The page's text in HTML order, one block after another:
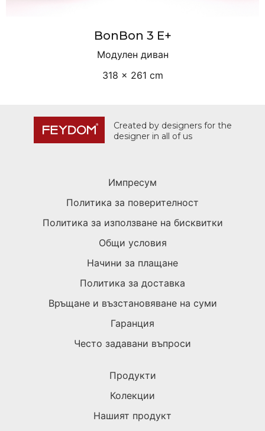
BonBon 3 E+
Модулен диван
318 × 261 cm
Created by designers for the
designer in all of us
Импресум
Политика за поверителност
Политика за използване на бисквитки
Общи условия
Начини за плащане
Политика за доставка
Връщане и възстановяване на суми
Гаранция
Често задавани въпроси
Продукти
Колекции
Нашият продукт